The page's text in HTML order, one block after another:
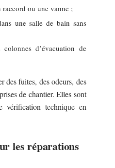
raccord ou une vanne ;
une salle de bain sans
d’évacuation de
des fuites, des odeurs, des
de chantier. Elles sont
vérification technique en
les réparations